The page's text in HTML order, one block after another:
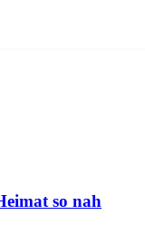
so nah